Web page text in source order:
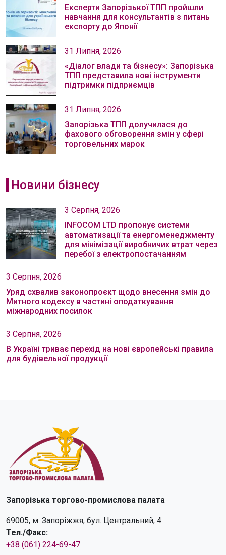
Експерти Запорізької ТПП пройшли
навчання для консультантів з питань
експорту до Японії
31 Липня, 2026
«Діалог влади та бізнесу»: Запорізька
ТПП представила нові інструменти
підтримки підприємців
31 Липня, 2026
Запорізька ТПП долучилася до
фахового обговорення змін у сфері
торговельних марок
Новини бізнесу
3 Серпня, 2026
INFOCOM LTD пропонує системи
автоматизації та енергоменеджменту
для мінімізації виробничих втрат через
перебої з електропостачанням
3 Серпня, 2026
Уряд схвалив законопроєкт щодо внесення змін до
Митного кодексу в частині оподаткування
міжнародних посилок
3 Серпня, 2026
В Україні триває перехід на нові європейські правила
для будівельної продукції
Запорізька торгово-промислова палата
69005, м. Запоріжжя, бул. Центральний, 4
Тел./Факс:
+38 (061) 224-69-47